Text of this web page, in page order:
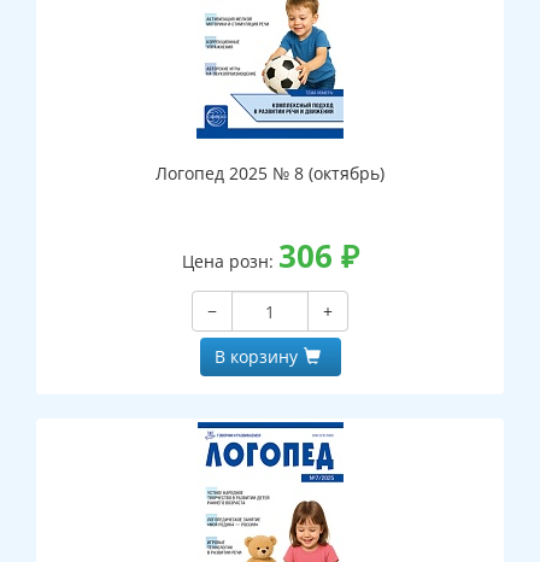
Логопед 2025 № 8 (октябрь)
Цена розн: 306 ₽
−
+
В корзину